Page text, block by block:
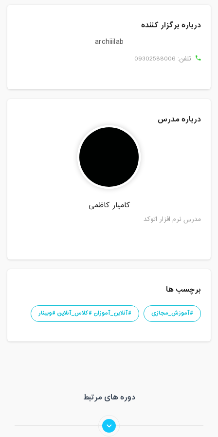
درباره برگزار کننده
archiiilab
تلفن: 09302588006
درباره مدرس
کامیار کاظمی
مدرس نرم افزار اتوکد
برچسب ها
#آموزش_مجازی #آنلاین_آموزان #کلاس_آنلاین #وبینار
دوره های مرتبط